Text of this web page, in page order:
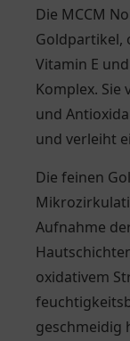
Die MCCM
Goldpartikel,
Vitamin E
Komplex.
und
und verleiht
Die feinen
Aufnahme
oxidativem
geschmeidig